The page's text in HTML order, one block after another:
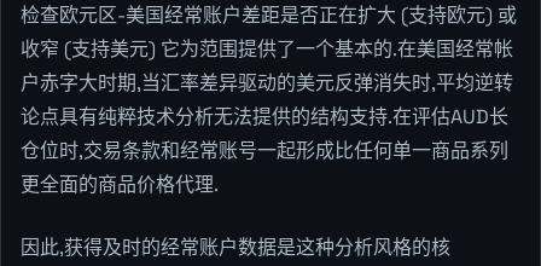
检查欧元区-美国经常账户差距是否正在扩大 (支持欧元) 或
收窄 (支持美元) 它为范围提供了一个基本的.在美国经常帐
户赤字大时期,当汇率差异驱动的美元反弹消失时,平均逆转
论点具有纯粹技术分析无法提供的结构支持.在评估AUD长
仓位时,交易条款和经常账号一起形成比任何单一商品系列
更全面的商品价格代理.
因此,获得及时的经常账户数据是这种分析风格的核